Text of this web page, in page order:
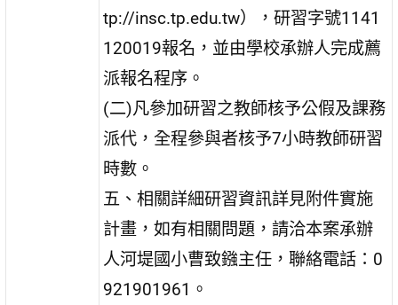
tp://insc.tp.edu.tw），研習字號1141
120019報名，並由學校承辦人完成薦
派報名程序。
(二)凡參加研習之教師核予公假及課務
派代，全程參與者核予7小時教師研習
時數。
五、相關詳細研習資訊詳見附件實施
計畫，如有相關問題，請洽本案承辦
人河堤國小曹致鏹主任，聯絡電話：0
921901961。